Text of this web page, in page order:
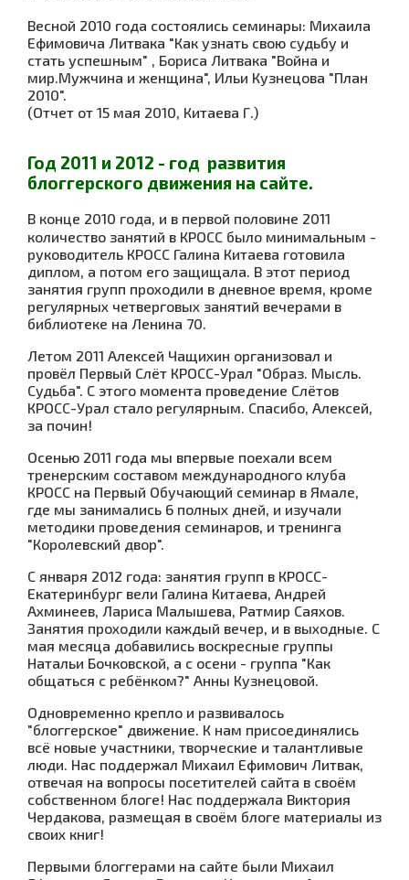
Весной 2010 года состоялись семинары: Михаила
Ефимовича Литвака "Как узнать свою судьбу и
стать успешным" , Бориса Литвака "Война и
мир.Мужчина и женщина", Ильи Кузнецова "План
2010".
(Отчет от 15 мая 2010, Китаева Г.)
Год 2011 и 2012 - год развития
блоггерского движения на сайте.
В конце 2010 года, и в первой половине 2011
количество занятий в КРОСС было минимальным -
руководитель КРОСС Галина Китаева готовила
диплом, а потом его защищала. В этот период
занятия групп проходили в дневное время, кроме
регулярных четверговых занятий вечерами в
библиотеке на Ленина 70.
Летом 2011 Алексей Чащихин организовал и
провёл Первый Слёт КРОСС-Урал "Образ. Мысль.
Судьба". С этого момента проведение Слётов
КРОСС-Урал стало регулярным. Спасибо, Алексей,
за почин!
Осенью 2011 года мы впервые поехали всем
тренерским составом международного клуба
КРОСС на Первый Обучающий семинар в Ямале,
где мы занимались 6 полных дней, и изучали
методики проведения семинаров, и тренинга
"Королевский двор".
С января 2012 года: занятия групп в КРОСС-
Екатеринбург вели Галина Китаева, Андрей
Ахминеев, Лариса Малышева, Ратмир Саяхов.
Занятия проходили каждый вечер, и в выходные. С
мая месяца добавились воскресные группы
Натальи Бочковской, а с осени - группа "Как
общаться с ребёнком?" Анны Кузнецовой.
Одновременно крепло и развивалось
"блоггерское" движение. К нам присоединялись
всё новые участники, творческие и талантливые
люди. Нас поддержал Михаил Ефимович Литвак,
отвечая на вопросы посетителей сайта в своём
собственном блоге! Нас поддержала Виктория
Чердакова, размещая в своём блоге материалы из
своих книг!
Первыми блоггерами на сайте были Михаил